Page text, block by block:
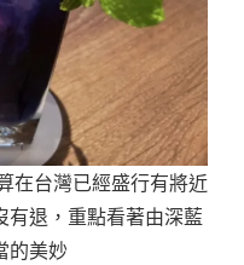
在台灣已經盛行有將近
有退，重點看著由深藍
的美妙